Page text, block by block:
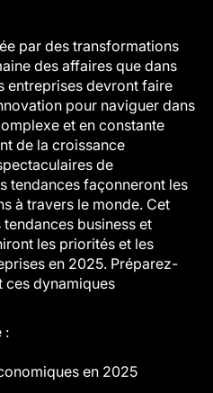
par des transformations
des affaires que dans
entreprises devront faire
pour naviguer dans
et en constante
de la croissance
de
tendances façonneront les
à travers le monde. Cet
business et
les priorités et les
en 2025. Préparez-
ces dynamiques
:
en 2025